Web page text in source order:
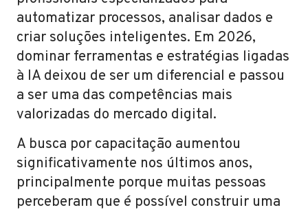
automatizar processos, analisar dados e
criar soluções inteligentes. Em 2026,
dominar ferramentas e estratégias ligadas
à IA deixou de ser um diferencial e passou
a ser uma das competências mais
valorizadas do mercado digital.
A busca por capacitação aumentou
significativamente nos últimos anos,
principalmente porque muitas pessoas
perceberam que é possível construir uma